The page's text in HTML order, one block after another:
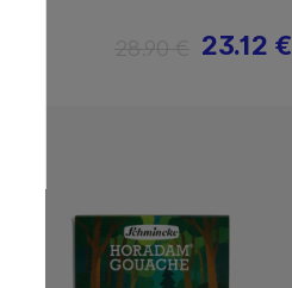
23.12 €